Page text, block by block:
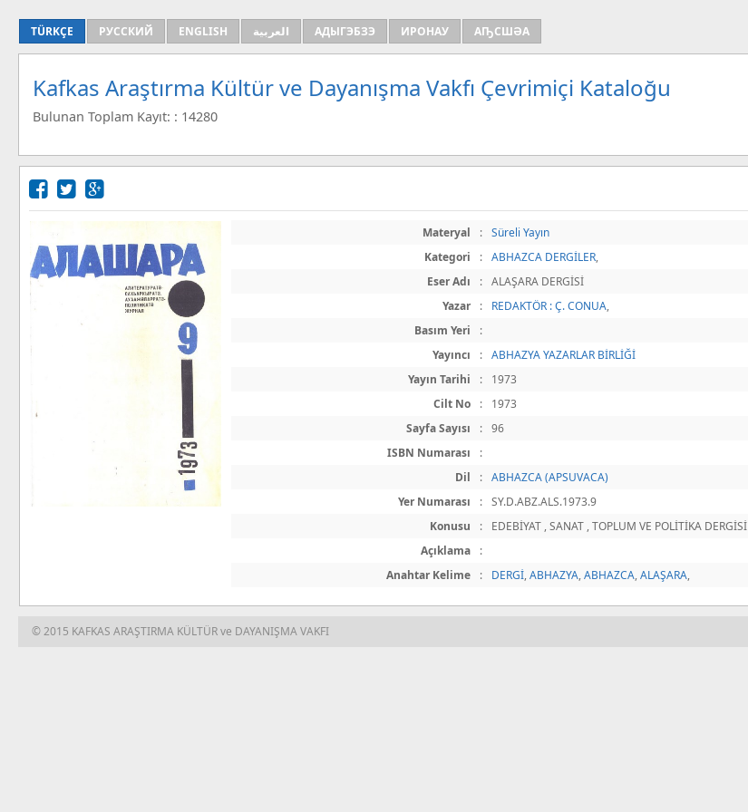
TÜRKÇE РУССКИЙ ENGLISH العربية АДЫГЭБЗЭ ИРОНАУ АҦСШӘА
Kafkas Araştırma Kültür ve Dayanışma Vakfı Çevrimiçi Kataloğu
Bulunan Toplam Kayıt: : 14280
Materyal :
Süreli Yayın
Kategori
: ABHAZCA DERGİLER,
Eser Adı
:
ALAŞARA DERGİSİ
Yazar
: REDAKTÖR : Ç. CONUA,
Basım Yeri
:
Yayıncı
:
ABHAZYA YAZARLAR BİRLİĞİ
Yayın Tarihi
:
1973
Cilt No
:
1973
Sayfa Sayısı
:
96
ISBN Numarası
:
Dil
:
ABHAZCA (APSUVACA)
Yer Numarası
:
SY.D.ABZ.ALS.1973.9
Konusu
:
EDEBİYAT , SANAT , TOPLUM VE POLİTİKA DERGİSİ
Açıklama
:
Anahtar Kelime
: DERGİ,ABHAZYA,ABHAZCA,ALAŞARA,
© 2015 KAFKAS ARAŞTIRMA KÜLTÜR ve DAYANIŞMA VAKFI